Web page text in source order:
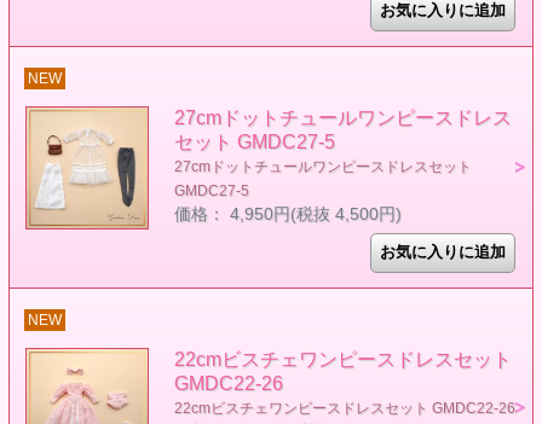
NEW
27cmドットチュールワンピースドレス
セット GMDC27-5
27cmドットチュールワンピースドレスセット
GMDC27-5
価格： 4,950円(税抜 4,500円)
NEW
22cmビスチェワンピースドレスセット
GMDC22-26
22cmビスチェワンピースドレスセット GMDC22-26